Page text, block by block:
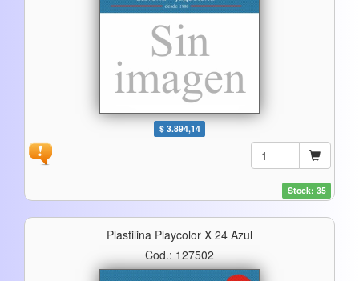
$ 3.894,14
Stock: 35
Plastilina Playcolor X 24 Azul
Cod.: 127502